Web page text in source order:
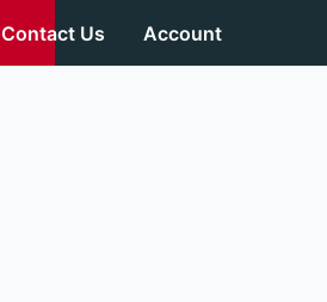
Contact Us Account